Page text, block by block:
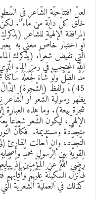
افتتاحيّة الشّاعر في السّطور
كلّ دابّة من ماء”. لكنّ هذا
الإلهيّة للشّاعر
اختبار خاصّ معني به يعبّر
تفيض شعراً. (يذكرك
المحتجب في رمز الماء
الظِّلَّ وَلَوْ شَاءَ لَجَعَلَهُ سَاكِنًا ثُمَّ
45)، ولفظ (الشّجرة) الدّالّ
رسوليّة الشّعر أو
بيعة). وما هذه العبارة إلّا
ليكون الشّعر شعاعاً
ومستديمة. فكأنّ النّور
وإن أحالت القارئ إلى
بين الرّسول محمدّ وأصحابه،
اللَّهُ عَنِ الْمُؤْمِنِينَ إِذْ
في العمليّة الشّعريّة الّتي